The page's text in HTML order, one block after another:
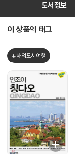
도서정보
이 상품의 태그
#해외도시여행